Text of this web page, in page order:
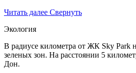
Читать далее Свернуть
Экология
В радиусе километра от ЖК Sky Park
зеленых зон. На расстоянии 5
Дон.